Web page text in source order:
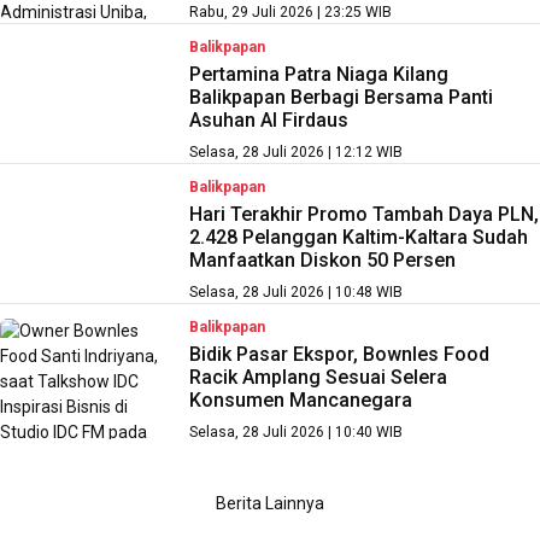
Rabu, 29 Juli 2026 | 23:25 WIB
Balikpapan
Pertamina Patra Niaga Kilang
Balikpapan Berbagi Bersama Panti
Asuhan Al Firdaus
Selasa, 28 Juli 2026 | 12:12 WIB
Balikpapan
Hari Terakhir Promo Tambah Daya PLN,
2.428 Pelanggan Kaltim-Kaltara Sudah
Manfaatkan Diskon 50 Persen
Selasa, 28 Juli 2026 | 10:48 WIB
Balikpapan
Bidik Pasar Ekspor, Bownles Food
Racik Amplang Sesuai Selera
Konsumen Mancanegara
Selasa, 28 Juli 2026 | 10:40 WIB
Berita Lainnya